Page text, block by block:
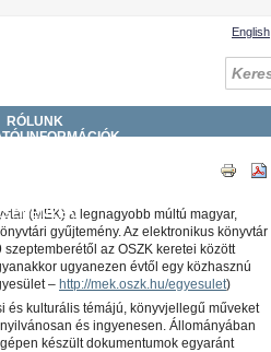
English
RÓLUNK
INFORMÁCIÓK
ADATBÁZISOK
(MEK) a legnagyobb múltú magyar,
gyűjtemény. Az elektronikus könyvtár
az OSZK keretei között
ugyanezen évtől egy közhasznú
– http://mek.oszk.hu/egyesulet)
és kulturális témájú, könyvjellegű műveket
és ingyenesen. Állományában
készült dokumentumok egyaránt